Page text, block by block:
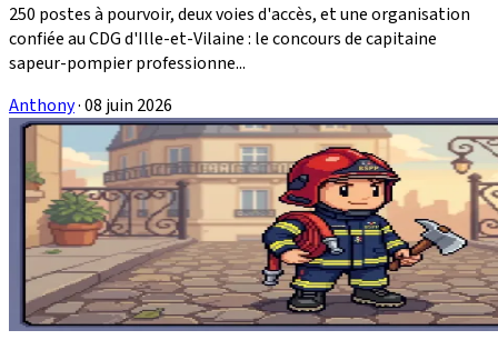
250 postes à pourvoir, deux voies d'accès, et une organisation
confiée au CDG d'Ille-et-Vilaine : le concours de capitaine
sapeur-pompier professionne...
Anthony·08 juin 2026